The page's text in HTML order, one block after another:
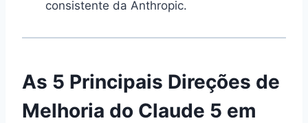
consistente da Anthropic.
As 5 Principais Direções de
Melhoria do Claude 5 em